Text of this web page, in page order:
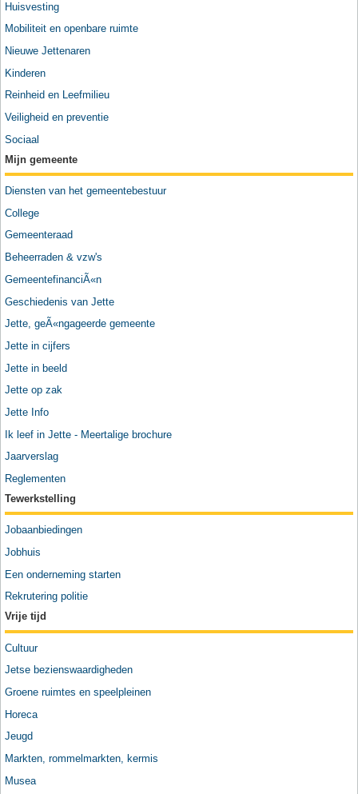
Huisvesting
Mobiliteit en openbare ruimte
Nieuwe Jettenaren
Kinderen
Reinheid en Leefmilieu
Veiligheid en preventie
Sociaal
Mijn gemeente
Diensten van het gemeentebestuur
College
Gemeenteraad
Beheerraden & vzw's
GemeentefinanciÃ«n
Geschiedenis van Jette
Jette, geÃ«ngageerde gemeente
Jette in cijfers
Jette in beeld
Jette op zak
Jette Info
Ik leef in Jette - Meertalige brochure
Jaarverslag
Reglementen
Tewerkstelling
Jobaanbiedingen
Jobhuis
Een onderneming starten
Rekrutering politie
Vrije tijd
Cultuur
Jetse bezienswaardigheden
Groene ruimtes en speelpleinen
Horeca
Jeugd
Markten, rommelmarkten, kermis
Musea